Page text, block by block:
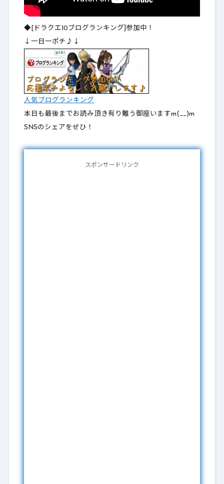
◆[ドラクエ10ブログランキング]参加中！
↓一日一ポチ♪↓
人気ブログランキング
本日も最後までお読み頂き有り難う御座いますm(__)m
SNSのシェアをぜひ！
スポンサードリンク